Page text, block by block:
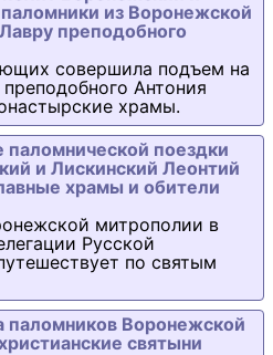
из Воронежской
преподобного
совершила подъем на
Антония
храмы.
паломнической поездки
и Лискинский Леонтий
храмы и обители
митрополии в
Русской
по святым
паломников Воронежской
святыни